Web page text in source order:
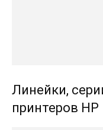
Линейки,
принтеров HP